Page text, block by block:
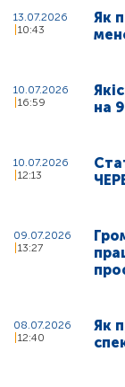
13.07.2026
10:43
Як
10.07.2026
16:59
на
10.07.2026
12:13
09.07.2026
13:27
08.07.2026
12:40
Як